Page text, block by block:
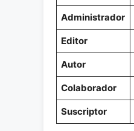
Administrador
Editor
Autor
Colaborador
Suscriptor